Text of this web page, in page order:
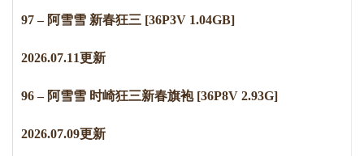
97 – 阿雪雪 新春狂三 [36P3V 1.04GB]
2026.07.11更新
96 – 阿雪雪 时崎狂三新春旗袍 [36P8V 2.93G]
2026.07.09更新